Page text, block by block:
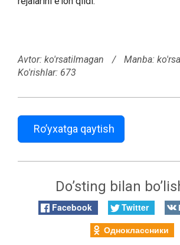
Avtor: ko'rsatilmagan / Manba:
Ko'rishlar: 673
Ro’yxatga qaytish
Do’sting bilan
Facebook Twitter
Одноклассники